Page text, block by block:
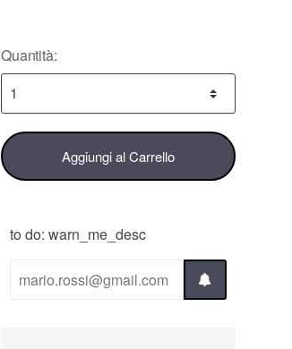
Quantità:
Aggiungi al Carrello
to do: warn_me_desc